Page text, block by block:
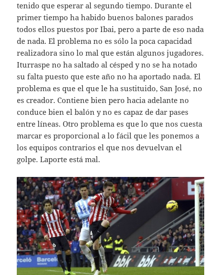
tenido que esperar al segundo tiempo. Durante el
primer tiempo ha habido buenos balones parados
todos ellos puestos por Ibai, pero a parte de eso nada
de nada. El problema no es sólo la poca capacidad
realizadora sino lo mal que están algunos jugadores.
Iturraspe no ha saltado al césped y no se ha notado
su falta puesto que este año no ha aportado nada. El
problema es que el que le ha sustituido, San José, no
es creador. Contiene bien pero hacia adelante no
conduce bien el balón y no es capaz de dar pases
entre líneas. Otro problema es que lo que nos cuesta
marcar es proporcional a lo fácil que les ponemos a
los equipos contrarios el que nos devuelvan el
golpe. Laporte está mal.